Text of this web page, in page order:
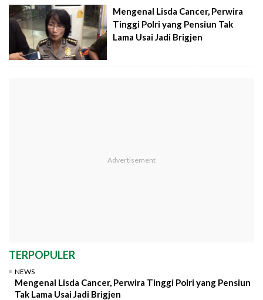
Mengenal Lisda Cancer, Perwira
Tinggi Polri yang Pensiun Tak
Lama Usai Jadi Brigjen
TERPOPULER
NEWS
Mengenal Lisda Cancer, Perwira Tinggi Polri yang Pensiun
Tak Lama Usai Jadi Brigjen